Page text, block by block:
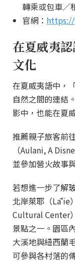
轉乘或包車／
官網：
在夏威夷
文化
在夏威夷語中，
自然之間的連結
影中，也能在夏
推薦親子旅客前
（Aulani, A
並參加營火故事
若想進一步了解
北岸萊耶（
Cultural Center
景點之一。園區
大溪地與紐西蘭
可參與各村落的